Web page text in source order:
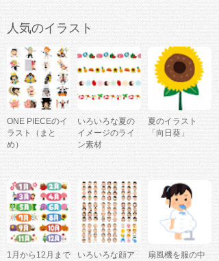
人気のイラスト
ONE PIECEのイ
ラスト（まと
め）
いろいろな夏の
イメージのライ
ン素材
夏のイラスト
「向日葵」
1月から12月まで
いろいろな顔ア
扇風機を服の中